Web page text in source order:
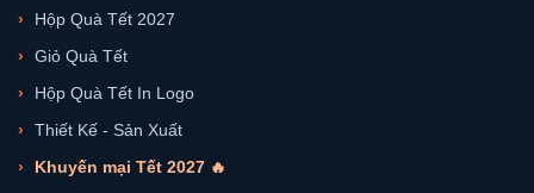
Hộp Quà Tết 2027
Giỏ Quà Tết
Hộp Quà Tết In Logo
Thiết Kế - Sản Xuất
Khuyến mại Tết 2027 🔥